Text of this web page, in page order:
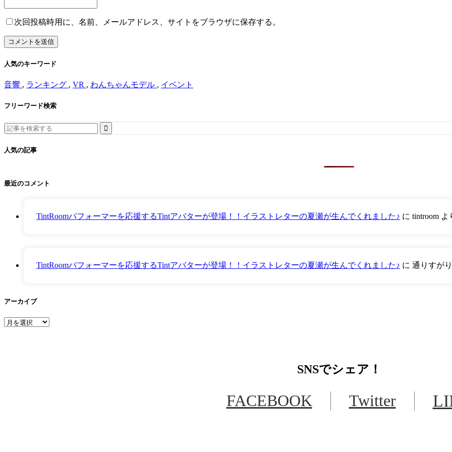
次回投稿時用に、名前、メールアドレス、サイトをブラウザに保存する。
人気のキーワード
音響 , ランキング , VR , わんちゃんモデル , イベント
フリーワード検索
Search
for:
人気の記事
最近のコメント
TintRoomパフォーマーを応援するTintアバターが登場！！イラストレターの夏瀬が生んでくれました♪ に tintroom よ
TintRoomパフォーマーを応援するTintアバターが登場！！イラストレターの夏瀬が生んでくれました♪ に 通りすがり
アーカイブ
ア
SNSでシェア！
FACEBOOK Twitter